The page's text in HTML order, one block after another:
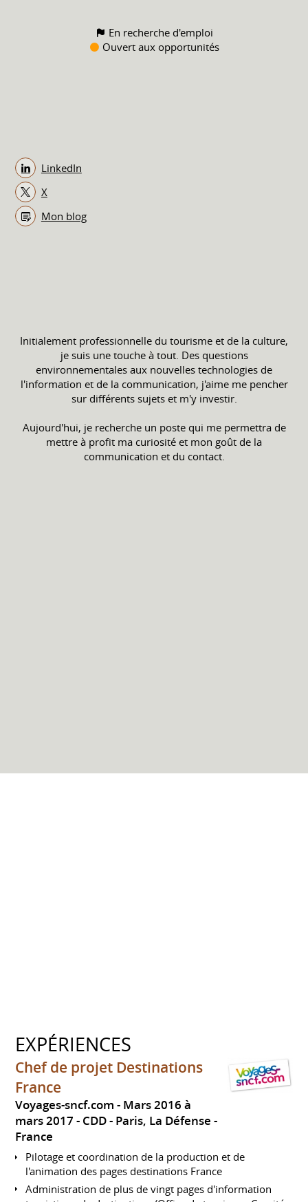
En recherche d'emploi
Ouvert aux opportunités
LinkedIn
X
Mon blog
Initialement professionnelle du tourisme et de la culture,
je suis une touche à tout. Des questions
environnementales aux nouvelles technologies de
l'information et de la communication, j'aime me pencher
sur différents sujets et m'y investir.
Aujourd'hui, je recherche un poste qui me permettra de
mettre à profit ma curiosité et mon goût de la
communication et du contact.
EXPÉRIENCES
Chef de projet Destinations
France
Voyages-sncf.com
Mars 2016 à
mars 2017 CDD
Paris, La Défense
France
Pilotage et coordination de la production et de
l'animation des pages destinations France
Administration de plus de vingt pages d'information